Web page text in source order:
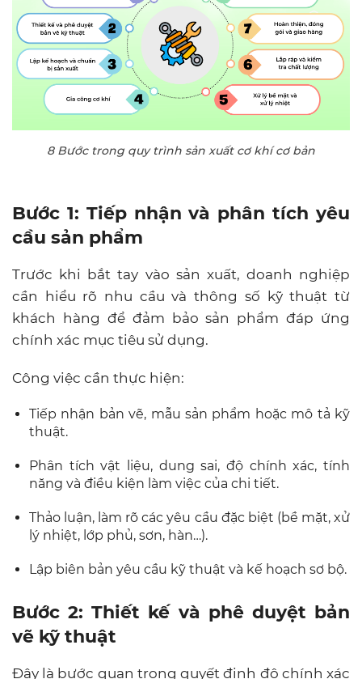
8 Bước trong quy trình sản xuất cơ khí cơ bản
Bước 1: Tiếp nhận và phân tích yêu
cầu sản phẩm
Trước khi bắt tay vào sản xuất, doanh nghiệp
cần hiểu rõ nhu cầu và thông số kỹ thuật từ
khách hàng để đảm bảo sản phẩm đáp ứng
chính xác mục tiêu sử dụng.
Công việc cần thực hiện:
Tiếp nhận bản vẽ, mẫu sản phẩm hoặc mô tả kỹ
thuật.
Phân tích vật liệu, dung sai, độ chính xác, tính
năng và điều kiện làm việc của chi tiết.
Thảo luận, làm rõ các yêu cầu đặc biệt (bề mặt, xử
lý nhiệt, lớp phủ, sơn, hàn…).
Lập biên bản yêu cầu kỹ thuật và kế hoạch sơ bộ.
Bước 2: Thiết kế và phê duyệt bản
vẽ kỹ thuật
Đây là bước quan trọng quyết định độ chính xác